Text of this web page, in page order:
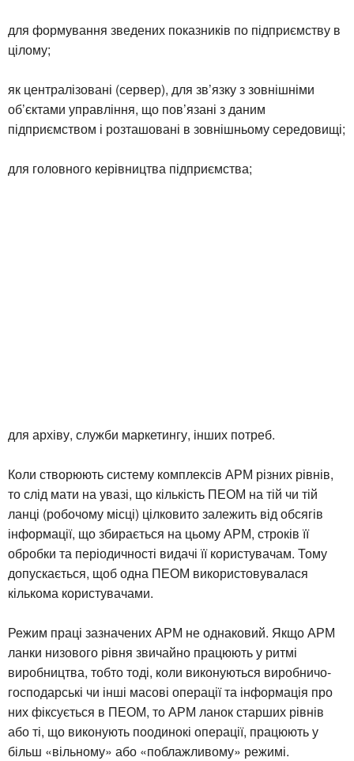
для формування зведених показників по підприємству в
цілому;
як централізовані (сервер), для зв’язку з зовнішніми
об’єктами управління, що пов’язані з даним
підприємством і розташовані в зовнішньому середовищі;
для головного керівництва підприємства;
для архіву, служби маркетингу, інших потреб.
Коли створюють систему комплексів АРМ різних рівнів,
то слід мати на увазі, що кількість ПЕОМ на тій чи тій
ланці (робочому місці) цілковито залежить від обсягів
інформації, що збирається на цьому АРМ, строків її
обробки та періодичності видачі її користувачам. Тому
допускається, щоб одна ПЕОМ використовувалася
кількома користувачами.
Режим праці зазначених АРМ не однаковий. Якщо АРМ
ланки низового рівня звичайно працюють у ритмі
виробництва, тобто тоді, коли виконуються виробничо-
господарські чи інші масові операції та інформація про
них фіксується в ПЕОМ, то АРМ ланок старших рівнів
або ті, що виконують поодинокі операції, працюють у
більш «вільному» або «поблажливому» режимі.